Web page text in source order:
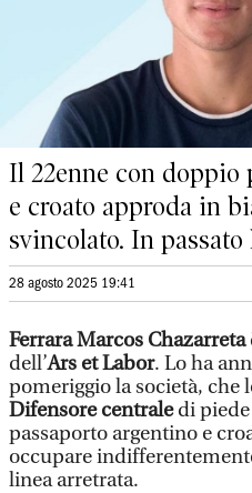
Il 22enne con doppio
e croato approda in
svincolato. In
28 agosto 2025 19:41
Ferrara Marcos Chazarreta
dell’Ars et Labor. Lo ha
pomeriggio la società, che
Difensore centraledi
passaporto argentino e
occupare
linea arretrata.